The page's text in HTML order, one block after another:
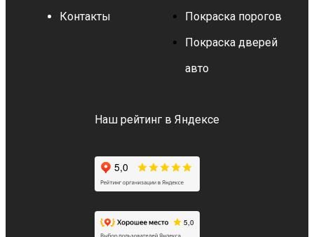
Контакты
Покраска порогов
Покраска дверей
авто
Наш рейтинг в Яндексе